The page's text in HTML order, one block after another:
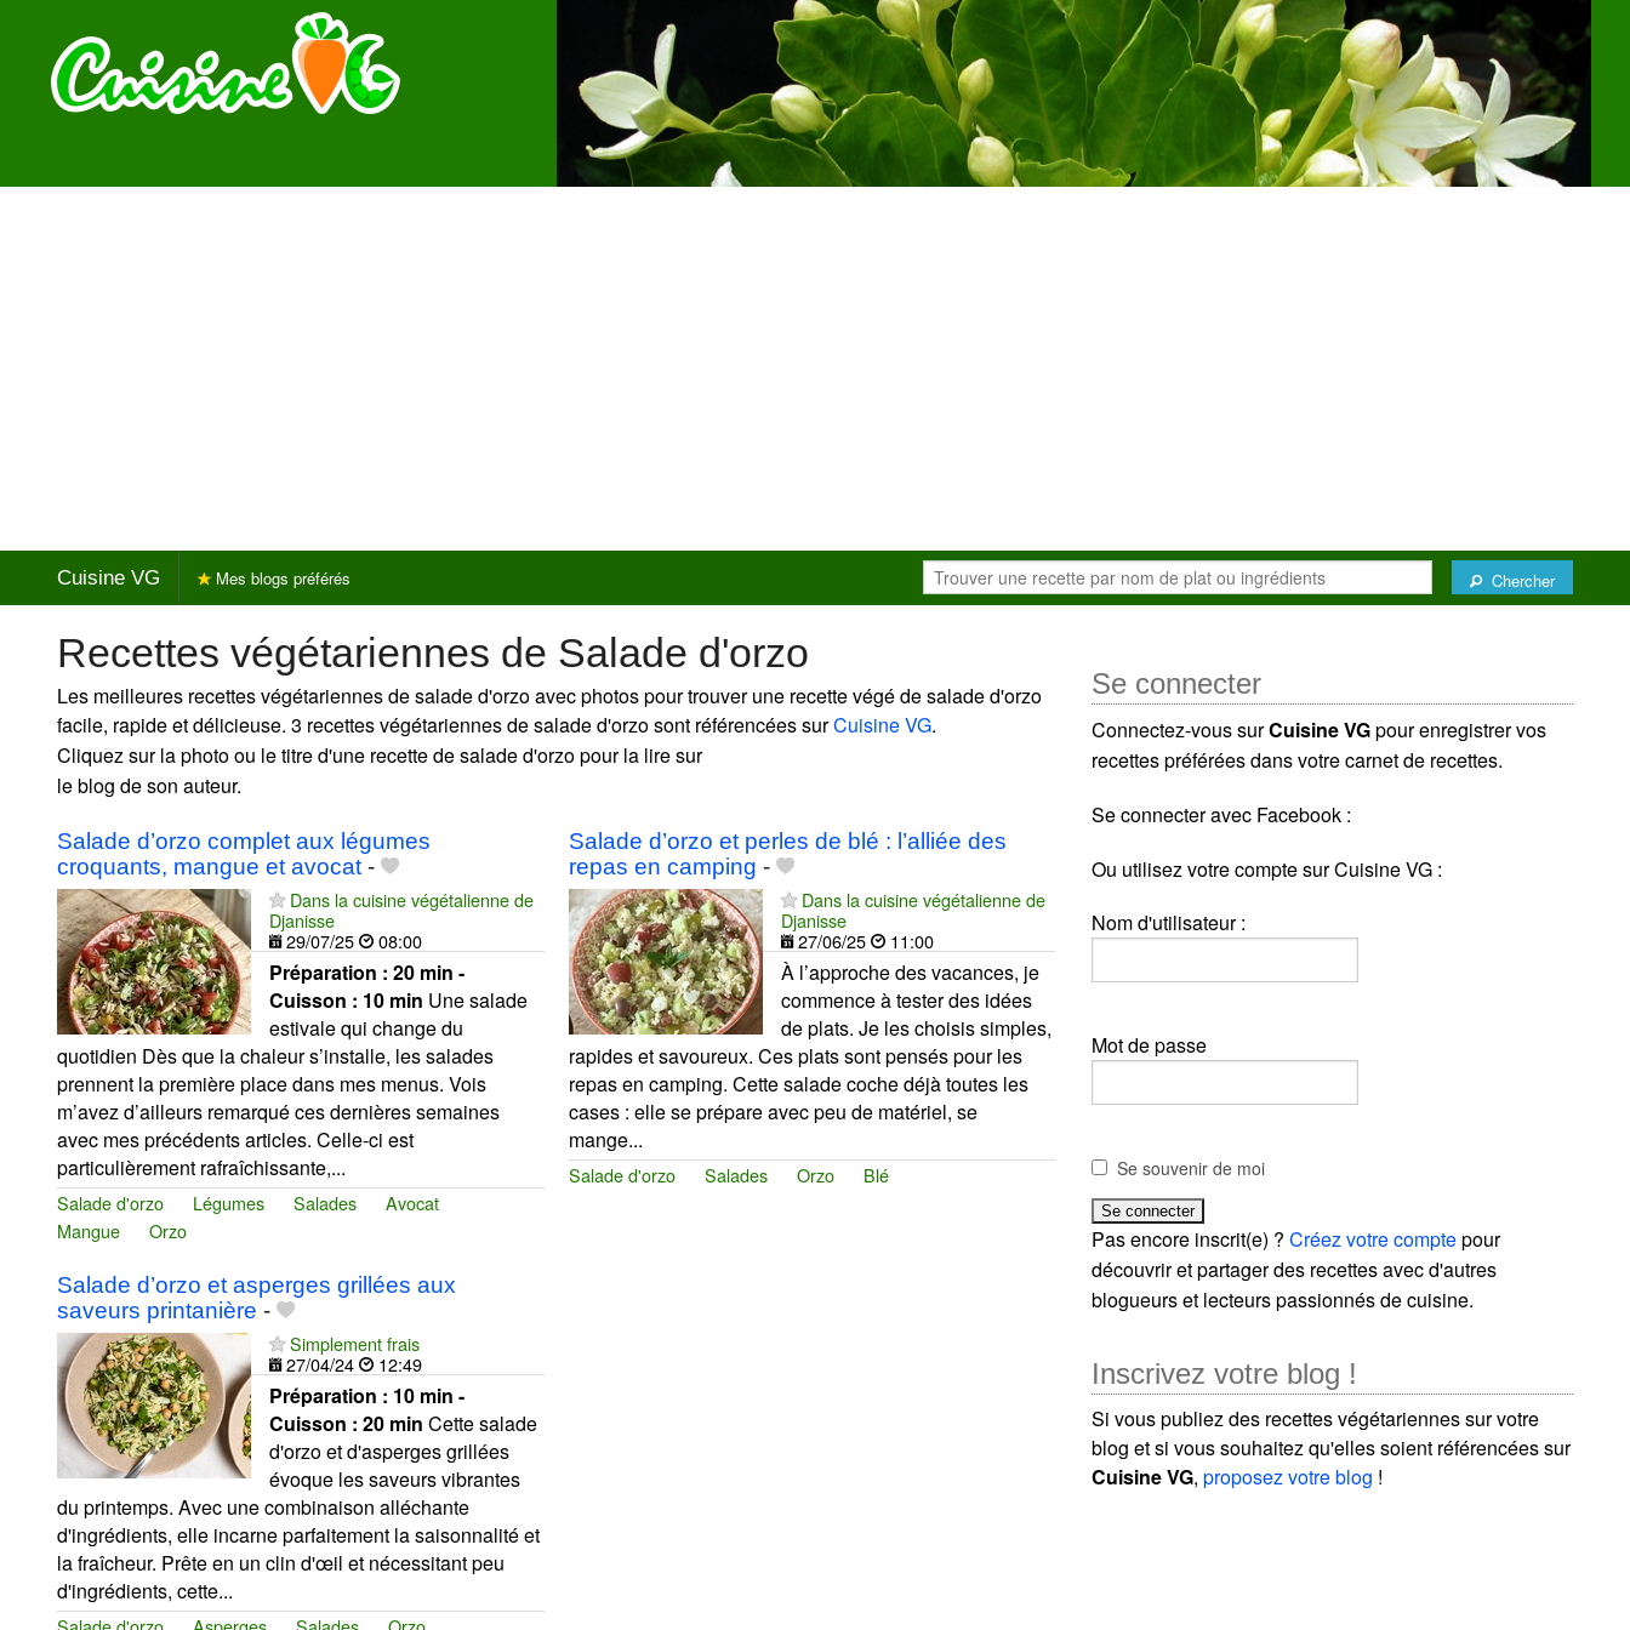
Cuisine VG Chercher
Mes blogs préférés
Recettes végétariennes de Salade d'orzo
Les meilleures recettes végétariennes de salade d'orzo avec photos pour trouver une recette végé de salade d'orzo
facile, rapide et délicieuse. 3 recettes végétariennes de salade d'orzo sont référencées surCuisine VG.
Cliquez sur la photo ou le titre d'une recette de salade d'orzo pour la lire sur
le blog de son auteur.
Salade d’orzo complet aux légumes
croquants, mangue et avocat -
Dans la cuisine végétalienne de
Djanisse
29/07/25
08:00
Préparation : 20 min -
Cuisson : 10 min Une salade
estivale qui change du
quotidien Dès que la chaleur s’installe, les salades
prennent la première place dans mes menus. Vois
m’avez d’ailleurs remarqué ces dernières semaines
avec mes précédents articles. Celle-ci est
particulièrement rafraîchissante,...
Salade d'orzo Légumes Salades
Avocat
Mangue
Orzo
Salade d’orzo et perles de blé : l’alliée des
repas en camping -
Dans la cuisine végétalienne de
Djanisse
27/06/25
11:00
À l’approche des vacances, je
commence à tester des idées
de plats. Je les choisis simples,
rapides et savoureux. Ces plats sont pensés pour les
repas en camping. Cette salade coche déjà toutes les
cases : elle se prépare avec peu de matériel, se
mange...
Salade d'orzo Salades Orzo Blé
Salade d’orzo et asperges grillées aux
saveurs printanière -
Simplement frais
27/04/24
12:49
Préparation : 10 min -
Cuisson : 20 min Cette salade
d'orzo et d'asperges grillées
évoque les saveurs vibrantes
du printemps. Avec une combinaison alléchante
d'ingrédients, elle incarne parfaitement la saisonnalité et
la fraîcheur. Prête en un clin d'œil et nécessitant peu
d'ingrédients, cette...
Se connecter
Connectez-vous surCuisine VGpour enregistrer vos
recettes préférées dans votre carnet de recettes.
Se connecter avec Facebook :
Ou utilisez votre compte sur Cuisine VG :
Nom d'utilisateur :
Mot de passe
Se souvenir de moi
Pas encore inscrit(e) ?Créez votre comptepour
découvrir et partager des recettes avec d'autres
blogueurs et lecteurs passionnés de cuisine.
Inscrivez votre blog !
Si vous publiez des recettes végétariennes sur votre
blog et si vous souhaitez qu'elles soient référencées sur
Cuisine VG,proposez votre blog !